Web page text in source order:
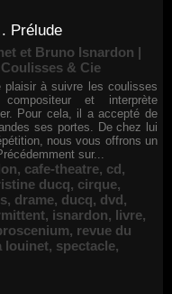
Prélude
et Bruno Isnardon |
Coulisses & Cie
plaisir à suivre les coulisses
et interprète
Pour cela, il a accepté de
ses portes. De chez lui
nous vous offrons un
sur...
, cafe-theatre, cd,
ducq, cirque,
, drame, ducq, dvd,
, isnardon, livre,
, revue du
louinet, spectacle,